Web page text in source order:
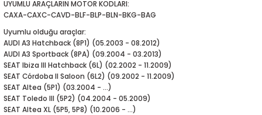
UYUMLU ARAÇLARIN MOTOR KODLARI:
CAXA-CAXC-CAVD-BLF-BLP-BLN-BKG-BAG
Uyumlu olduğu araçlar:
AUDI A3 Hatchback (8P1) (05.2003 - 08.2012)
AUDI A3 Sportback (8PA) (09.2004 - 03.2013)
SEAT Ibiza III Hatchback (6L) (02.2002 - 11.2009)
SEAT Córdoba II Saloon (6L2) (09.2002 - 11.2009)
SEAT Altea (5P1) (03.2004 - ...)
SEAT Toledo III (5P2) (04.2004 - 05.2009)
SEAT Altea XL (5P5, 5P8) (10.2006 - ...)